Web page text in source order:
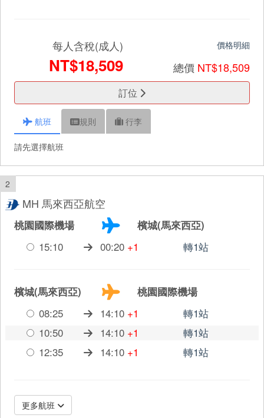
每人含稅(成人)
NT$18,509
價格明細
總價 NT$18,509
訂位
航班 規則 行李
請先選擇航班
2
MH 馬來西亞航空
桃園國際機場
檳城(馬來西亞)
15:10
00:20 +1 轉1站
檳城(馬來西亞)
桃園國際機場
08:25
14:10 +1
轉1站
10:50
14:10 +1
轉1站
12:35
14:10 +1 轉1站
更多航班